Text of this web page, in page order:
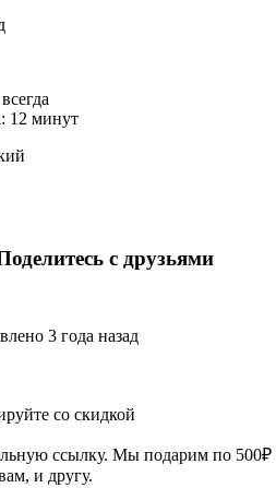
12 минут
с друзьями
3 года назад
со скидкой
ссылку. Мы подарим по 500₽
и другу.